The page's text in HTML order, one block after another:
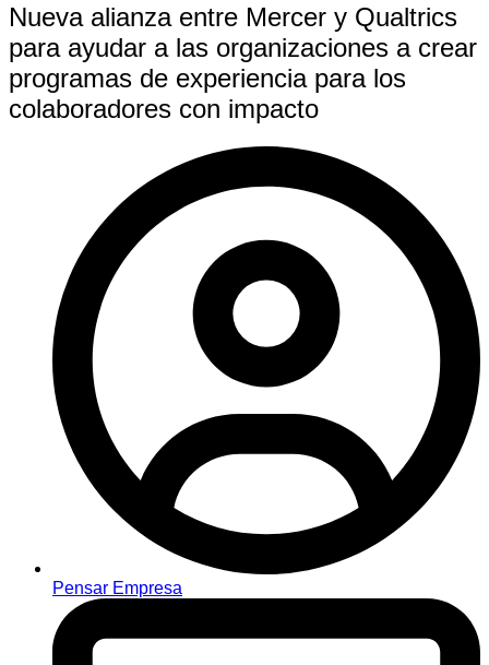
Nueva alianza entre Mercer y Qualtrics
para ayudar a las organizaciones a crear
programas de experiencia para los
colaboradores con impacto
Pensar Empresa